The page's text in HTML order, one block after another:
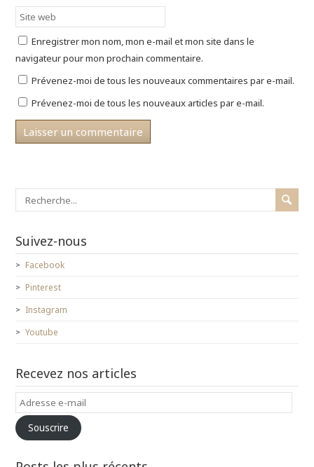
n
u
n
e
n
o
u
e
l
e
e
n
ê
t
a
u
n
e
n
o
v
e
l
f
e
n
ê
l
e
n
ê
t
r
)
Enregistrer mon nom, mon e-mail et mon site dans le
navigateur pour mon prochain commentaire.
Prévenez-moi de tous les nouveaux commentaires par e-mail.
Prévenez-moi de tous les nouveaux articles par e-mail.
Suivez-nous
Facebook
Pinterest
Instagram
Youtube
Recevez nos articles
Adresse
e-
mailSouscrire